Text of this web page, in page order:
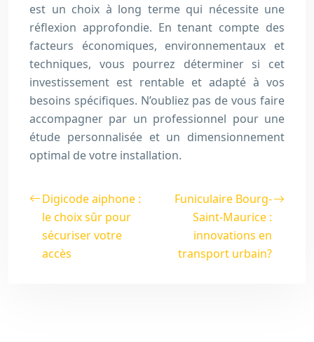
est un choix à long terme qui nécessite une
réflexion approfondie. En tenant compte des
facteurs économiques, environnementaux et
techniques, vous pourrez déterminer si cet
investissement est rentable et adapté à vos
besoins spécifiques. N’oubliez pas de vous faire
accompagner par un professionnel pour une
étude personnalisée et un dimensionnement
optimal de votre installation.
Digicode aiphone :
le choix sûr pour
sécuriser votre
accès
Funiculaire Bourg-
Saint-Maurice :
innovations en
transport urbain?